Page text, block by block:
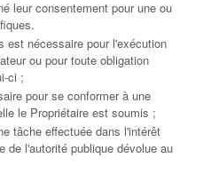
leur consentement pour une ou
est nécessaire pour l'exécution
ou pour toute obligation
ci ;
pour se conformer à une
le Propriétaire est soumis ;
tâche effectuée dans l'intérêt
de l'autorité publique dévolue au